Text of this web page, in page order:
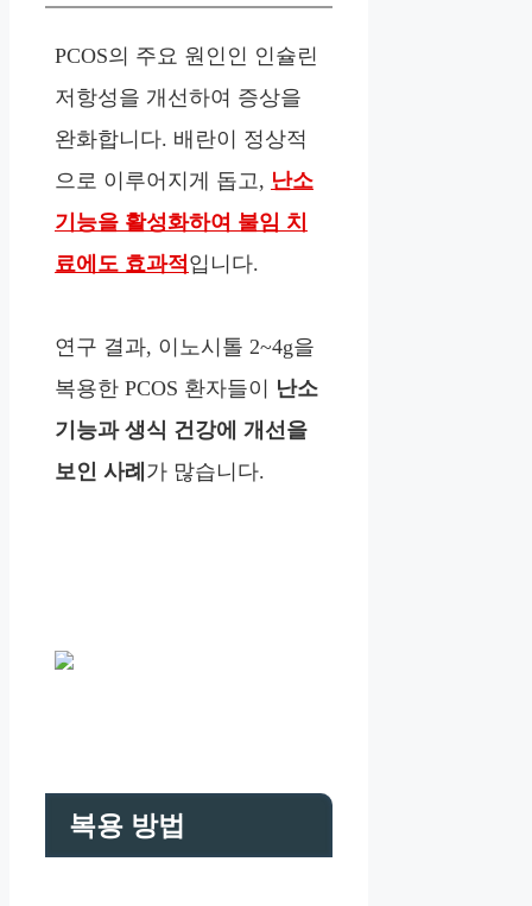
PCOS의 주요 원인인 인슐린
저항성을 개선하여 증상을
완화합니다. 배란이 정상적
으로 이루어지게 돕고, 난소
기능을 활성화하여 불임 치
료에도 효과적 입니다.
연구 결과, 이노시톨 2~4g을
복용한 PCOS 환자들이 난소
기능과 생식 건강에 개선을
보인 사례 가 많습니다.
복용 방법